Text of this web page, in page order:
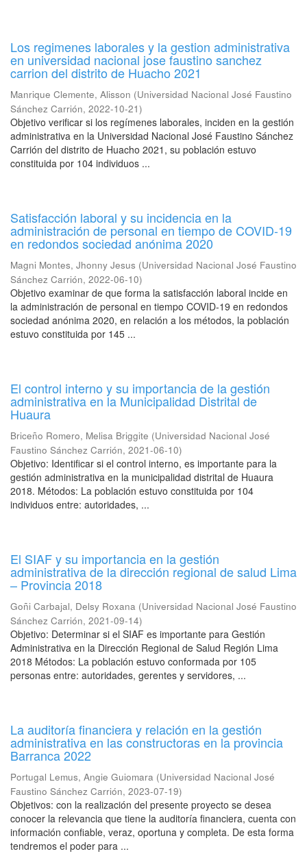
Los regimenes laborales y la gestion administrativa
en universidad nacional jose faustino sanchez
carrion del distrito de Huacho 2021
Manrique Clemente, Alisson (Universidad Nacional José Faustino
Sánchez Carrión, 2022-10-21)
Objetivo verificar si los regímenes laborales, inciden en la gestión
administrativa en la Universidad Nacional José Faustino Sánchez
Carrión del distrito de Huacho 2021, su población estuvo
constituida por 104 individuos ...
Satisfacción laboral y su incidencia en la
administración de personal en tiempo de COVID-19
en redondos sociedad anónima 2020
Magni Montes, Jhonny Jesus (Universidad Nacional José Faustino
Sánchez Carrión, 2022-06-10)
Objetivo examinar de que forma la satisfacción laboral incide en
la administración de personal en tiempo COVID-19 en redondos
sociedad anónima 2020, en relación a los métodos, la población
estuvo constituida por 145 ...
El control interno y su importancia de la gestión
administrativa en la Municipalidad Distrital de
Huaura
Briceño Romero, Melisa Briggite (Universidad Nacional José
Faustino Sánchez Carrión, 2021-06-10)
Objetivo: Identificar si el control interno, es importante para la
gestión administrativa en la municipalidad distrital de Huaura
2018. Métodos: La población estuvo constituida por 104
individuos entre: autoridades, ...
El SIAF y su importancia en la gestión
administrativa de la dirección regional de salud Lima
– Provincia 2018
Goñi Carbajal, Delsy Roxana (Universidad Nacional José Faustino
Sánchez Carrión, 2021-09-14)
Objetivo: Determinar si el SIAF es importante para Gestión
Administrativa en la Dirección Regional de Salud Región Lima
2018 Métodos: La población estuvo conformada por 105
personas entre: autoridades, gerentes y servidores, ...
La auditoría financiera y relación en la gestión
administrativa en las constructoras en la provincia
Barranca 2022
Portugal Lemus, Angie Guiomara (Universidad Nacional José
Faustino Sánchez Carrión, 2023-07-19)
Objetivos: con la realización del presente proyecto se desea
conocer la relevancia que tiene la auditoría financiera, cuenta con
información confiable, veraz, oportuna y completa. De esta forma
tendremos el poder para ...